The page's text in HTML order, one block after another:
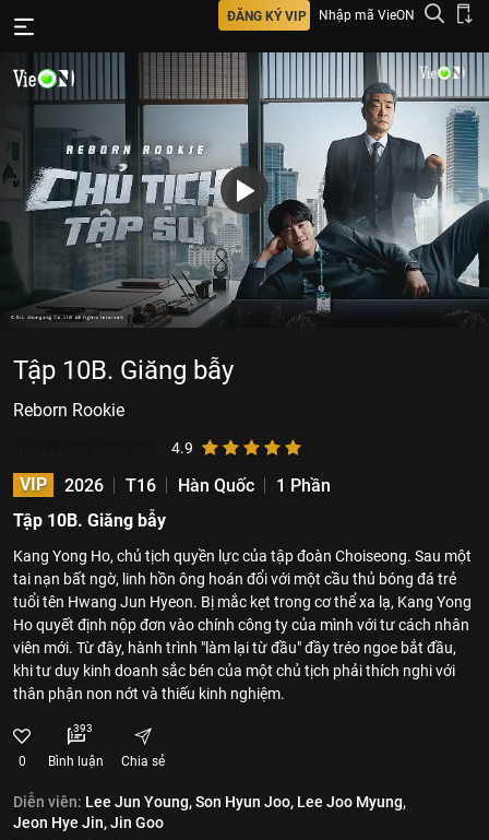
ĐĂNG KÝ VIP Nhập mã VieON
Tập 10B. Giăng bẫy
Reborn Rookie
4.9
VIP 2026 T16 Hàn Quốc
1 Phần
Tập 10B. Giăng bẫy
Kang Yong Ho, chủ tịch quyền lực của tập đoàn Choiseong. Sau một
tai nạn bất ngờ, linh hồn ông hoán đổi với một cầu thủ bóng đá trẻ
tuổi tên Hwang Jun Hyeon. Bị mắc kẹt trong cơ thể xa lạ, Kang Yong
Ho quyết định nộp đơn vào chính công ty của mình với tư cách nhân
viên mới. Từ đây, hành trình "làm lại từ đầu" đầy tréo ngoe bắt đầu,
khi tư duy kinh doanh sắc bén của một chủ tịch phải thích nghi với
thân phận non nớt và thiếu kinh nghiệm.
0
393
Bình luận Chia sẻ
Diễn viên: Lee Jun Young,Son Hyun Joo, Lee Joo Myung,
Jeon Hye Jin,Jin Goo